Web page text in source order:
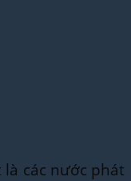
các nước phát